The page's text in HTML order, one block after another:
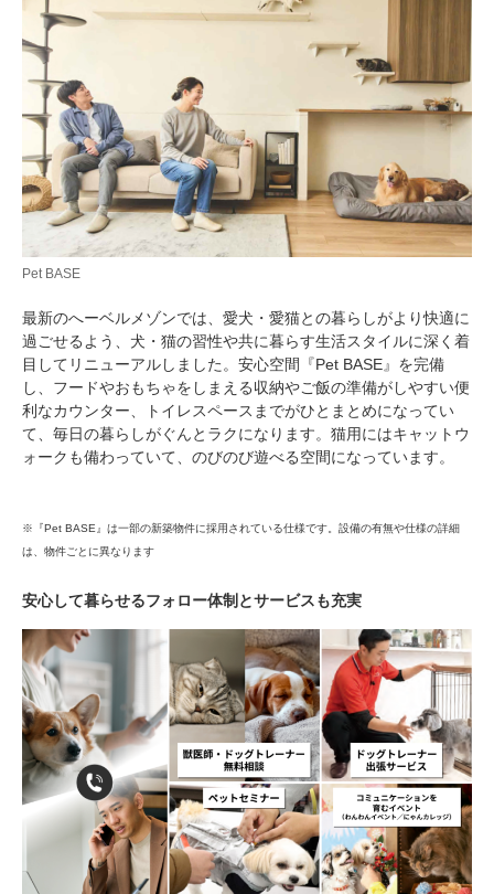
Pet BASE
最新のへーベルメゾンでは、愛犬・愛猫との暮らしがより快適に
過ごせるよう、犬・猫の習性や共に暮らす生活スタイルに深く着
目してリニューアルしました。安心空間『Pet BASE』を完備
し、フードやおもちゃをしまえる収納やご飯の準備がしやすい便
利なカウンター、トイレスペースまでがひとまとめになってい
て、毎日の暮らしがぐんとラクになります。猫用にはキャットウ
ォークも備わっていて、のびのび遊べる空間になっています。
※『Pet BASE』は一部の新築物件に採用されている仕様です。設備の有無や仕様の詳細
は、物件ごとに異なります
安心して暮らせるフォロー体制とサービスも充実